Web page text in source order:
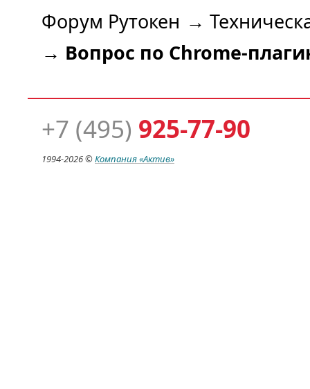
Форум Рутокен →
→ Вопрос по Chrome-
+7 (495) 925-77-90
1994-2026 ©Компания«Актив»